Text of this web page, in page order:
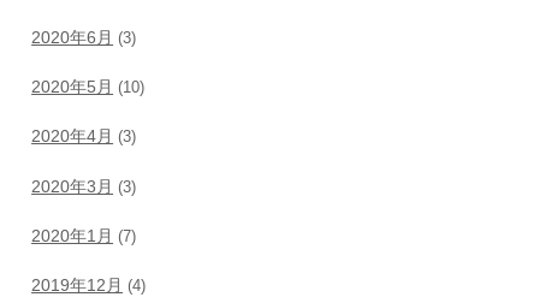
2020年6月 (3)
2020年5月 (10)
2020年4月 (3)
2020年3月 (3)
2020年1月 (7)
2019年12月 (4)